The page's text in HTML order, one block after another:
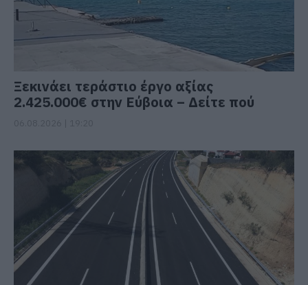
Ξεκινάει τεράστιο έργο αξίας
2.425.000€ στην Εύβοια – Δείτε πού